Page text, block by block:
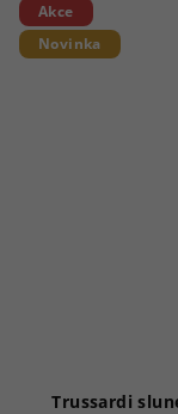
Akce
Novinka